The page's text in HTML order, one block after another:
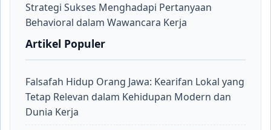
Strategi Sukses Menghadapi Pertanyaan
Behavioral dalam Wawancara Kerja
Artikel Populer
Falsafah Hidup Orang Jawa: Kearifan Lokal yang
Tetap Relevan dalam Kehidupan Modern dan
Dunia Kerja